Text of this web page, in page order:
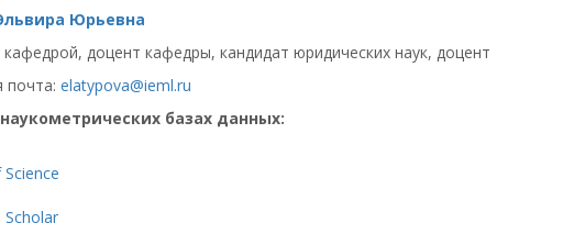
Юрьевна
доцент кафедры, кандидат юридических наук, доцент
почта: elatypova@ieml.ru
базах данных:
Scholar